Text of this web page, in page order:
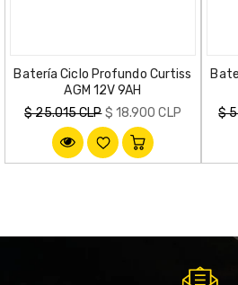
Batería Ciclo Profundo Curtiss
AGM 12V 9AH
Precio
habitual
$ 25.015 CLP $ 18.900 CLP $